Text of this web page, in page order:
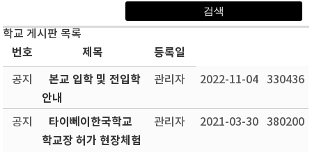
학교 게시판 목록
번호 제목 등록일
공지
본교 입학 및 전입학
안내
관리자 2022-11-04 330436
공지
타이뻬이한국학교
학교장 허가 현장체험
관리자 2021-03-30 380200